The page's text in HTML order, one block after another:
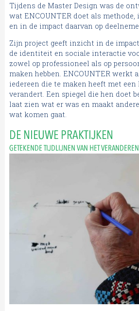
Tijdens de Master Design was de
wat ENCOUNTER doet als
en in de impact daarvan op
Zijn project geeft inzicht in de
de identiteit en sociale interactie
zowel op professioneel als op
maken hebben. ENCOUNTER werkt
iedereen die te maken heeft met een
verandert. Een spiegel die hen doet
laat zien wat er was en maakt
wat komen gaat.
DE NIEUWE PRAKTIJKEN
GETEKENDE TIJDLIJNEN VAN HET